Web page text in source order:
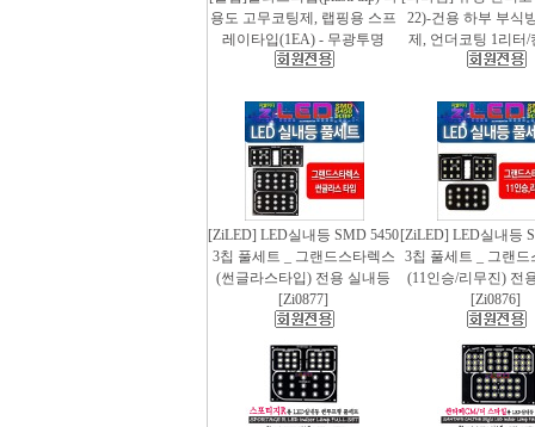
용도 고무코팅제, 랩핑용 스프
레이타입(1EA) - 무광투명
22)-건용 하부 부식
제, 언더코팅 1리터/
[ZiLED] LED실내등 SMD 5450
3칩 풀세트 _ 그랜드스타렉스
(썬글라스타입) 전용 실내등
[Zi0877]
[ZiLED] LED실내등
3칩 풀세트 _ 그랜드
(11인승/리무진) 전
[Zi0876]